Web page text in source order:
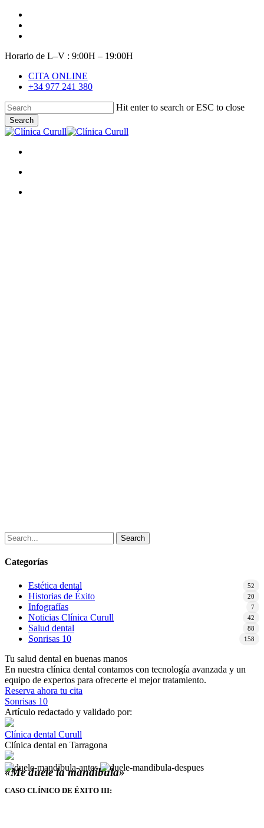
Skip
main
Horario de L–V : 9:00H – 19:00H
CITA ONLINE
+34 977 241 380
Hit enter to search or ESC to close
Search
Close
search
Menu
Search
Categorías
Estética dental 52
Historias de Éxito 20
Infografías 7
Noticias Clínica Curull 42
Salud dental 88
Sonrisas 10 158
Tu salud dental en buenas manos
En nuestra clínica dental contamos con tecnología avanzada y un
equipo de expertos para ofrecerte el mejor tratamiento.
Reserva ahora tu cita
Sonrisas 10
Artículo redactado y validado por:
Clínica dental Curull
Clínica dental en Tarragona
«Me duele la mandíbula»
CASO CLÍNICO DE ÉXITO III: